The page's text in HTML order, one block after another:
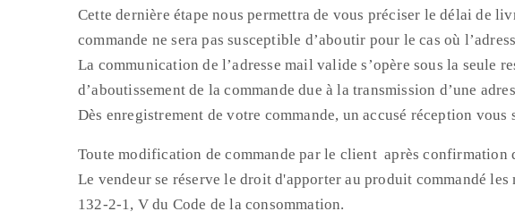
Cette dernière étape nous permettra de vous préciser le délai de
commande ne sera pas susceptible d’aboutir pour le cas où
La communication de l’adresse mail valide s’opère sous la seule
d’aboutissement de la commande due à la transmission d’une
Dès enregistrement de votre commande, un accusé réception
Toute modification de commande par le client après confirmation
Le vendeur se réserve le droit d'apporter au produit commandé
132-2-1, V du Code de la consommation.